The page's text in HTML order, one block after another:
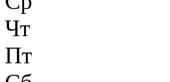
Чт
Пт